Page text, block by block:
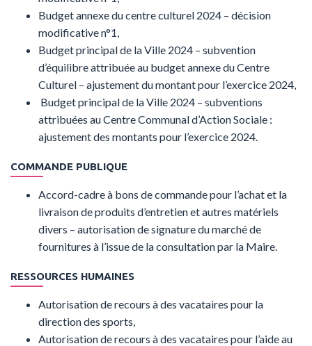
Budget annexe du centre culturel 2024 – décision
modificative n°1,
Budget principal de la Ville 2024 – subvention
d’équilibre attribuée au budget annexe du Centre
Culturel – ajustement du montant pour l’exercice 2024,
Budget principal de la Ville 2024 – subventions
attribuées au Centre Communal d’Action Sociale :
ajustement des montants pour l’exercice 2024.
COMMANDE PUBLIQUE
Accord-cadre à bons de commande pour l’achat et la
livraison de produits d’entretien et autres matériels
divers – autorisation de signature du marché de
fournitures à l’issue de la consultation par la Maire.
RESSOURCES HUMAINES
Autorisation de recours à des vacataires pour la
direction des sports,
Autorisation de recours à des vacataires pour l’aide au